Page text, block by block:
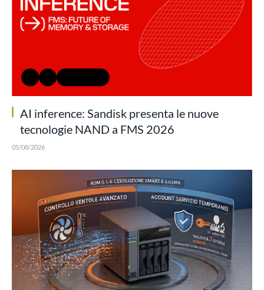
AI inference: Sandisk presenta le nuove
tecnologie NAND a FMS 2026
05/08/2026